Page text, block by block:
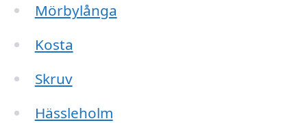
Mörbylånga
Kosta
Skruv
Hässleholm